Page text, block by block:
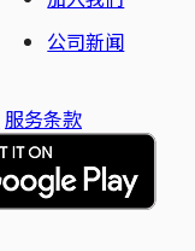
公司新闻
服务条款